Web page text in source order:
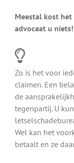
Meestal kost
advocaat u niets!
Zo is het voor
claimen. Een
de
tegenpartij. U
Wel kan het
betaalt en ze